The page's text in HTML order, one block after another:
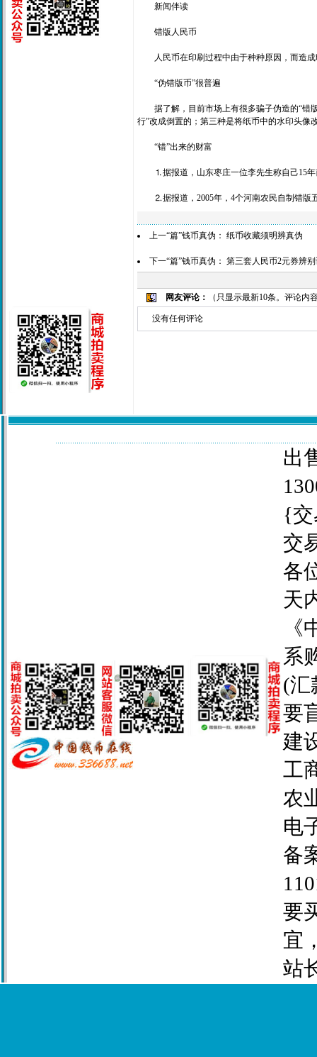
新闻伴读
错版人民币
人民币在印刷过程中由于种种原因，而造成
“伪错版币”很普遍
据了解，目前市场上有很多骗子伪造的“错版
行”改成倒置的；第三种是将纸币中的水印头像
“错”出来的财富
⒈据报道，山东枣庄一位李先生称自己15年
⒉据报道，2005年，4个河南农民自制错版五
上一“篇”钱币真伪： 纸币收藏须明辨真伪
下一“篇”钱币真伪： 第三套人民币2元券辨
网友评论： （只显示最新10条。评论
没有任何评论
出
{交
交
各
天
系
(汇
要
建
工
农
电
备
要
宜
站